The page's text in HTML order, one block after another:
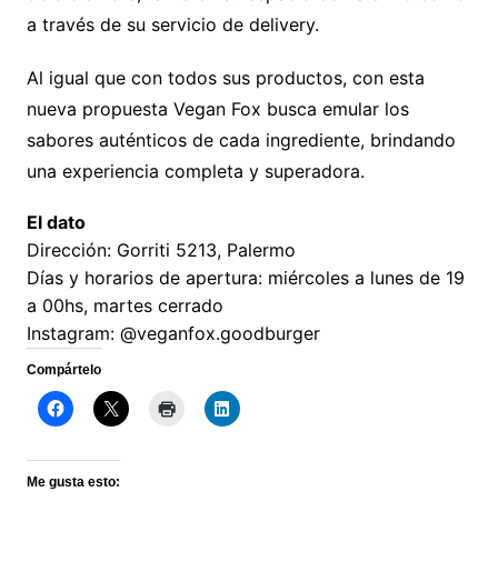
a través de su servicio de delivery.
Al igual que con todos sus productos, con esta
nueva propuesta Vegan Fox busca emular los
sabores auténticos de cada ingrediente, brindando
una experiencia completa y superadora.
El dato
Dirección: Gorriti 5213, Palermo
Días y horarios de apertura: miércoles a lunes de 19
a 00hs, martes cerrado
Instagram: @veganfox.goodburger
Compártelo
Me gusta esto: